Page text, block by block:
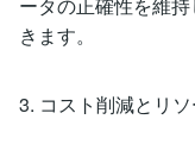
きます。
3. コスト削減とリ